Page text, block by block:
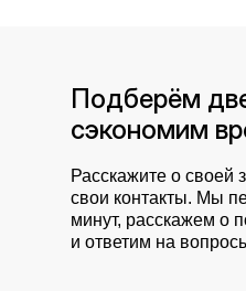
Расскажите о своей
свои контакты. Мы
минут, расскажем о
и ответим на
Подберём
сэкономим